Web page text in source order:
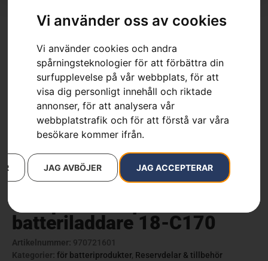
Vi använder oss av cookies
Vi använder cookies och andra
spårningsteknologier för att förbättra din
surfupplevelse på vår webbplats, för att
visa dig personligt innehåll och riktade
annonser, för att analysera vår
webbplatstrafik och för att förstå var våra
besökare kommer ifrån.
JAG ACCEPTERAR
JAG AVBÖJER
Husqvarna Aspire™ batteriladdare 18-C170
Husqvarna Aspire™
batteriladdare 18-C170
Artikelnummer: 970721601
Kategorier: för batteriprodukter, Reservdelar & tillbehör